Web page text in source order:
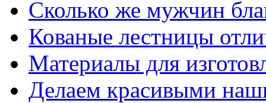
Сколько же мужчин
Кованые лестницы
Материалы для
Делаем красивыми